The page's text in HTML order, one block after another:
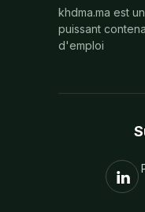
khdma.ma est
puissant
d'emploi